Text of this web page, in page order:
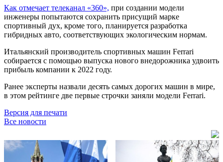
Как отмечает телеканал «360», при создании модели
инженеры попытаются сохранить присущий марке
спортивный дух, кроме того, планируется разработка
гибридных авто, соответствующих экологическим нормам.
Итальянский производитель спортивных машин Ferrari
собирается с помощью выпуска нового внедорожника удвоить
прибыль компании к 2022 году.
Ранее эксперты назвали десять самых дорогих машин в мире,
в этом рейтинге две первые строчки заняли модели Ferrari.
Версия для печати
Все новости